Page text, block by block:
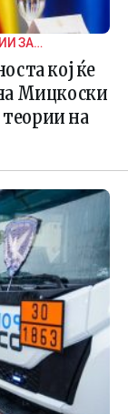
ЗА
кој ќе
Мицкоски
на